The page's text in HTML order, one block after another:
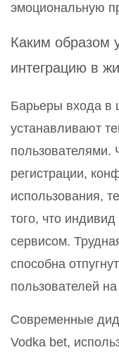
эмоциональную
Каким образом
интеграцию в
Барьеры входа в
устанавливают
пользователями.
регистрации,
использования,
того, что
сервисом.
способна
пользователей
Современные
Vodka bet,